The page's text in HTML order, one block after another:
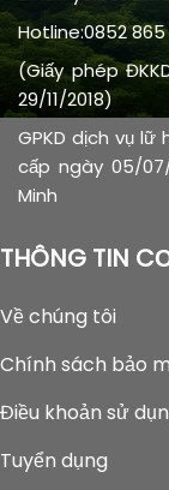
Hotline:0852
(Giấy phép
29/11/2018)
GPKD dịch vụ lữ
cấp ngày 05/
Minh
THÔNG TIN
Về chúng tôi
Chính sách bảo
Điều khoản sử
Tuyển dụng